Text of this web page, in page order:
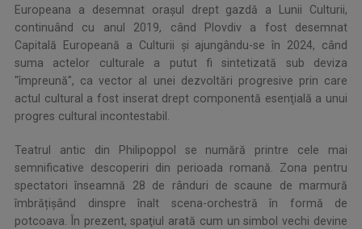
Europeana a desemnat oraşul drept gazdă a Lunii Culturii,
continuând cu anul 2019, când Plovdiv a fost desemnat
Capitală Europeană a Culturii şi ajungându-se în 2024, când
suma actelor culturale a putut fi sintetizată sub deviza
"împreună", ca vector al unei dezvoltări progresive prin care
actul cultural a fost inserat drept componentă esenţială a unui
progres cultural incontestabil.
Teatrul antic din Philipoppol se numără printre cele mai
semnificative descoperiri din perioada romană. Zona pentru
spectatori înseamnă 28 de rânduri de scaune de marmură
îmbrățişând dinspre înalt scena-orchestră în formă de
potcoava. În prezent, spaţiul arată cum un simbol vechi devine